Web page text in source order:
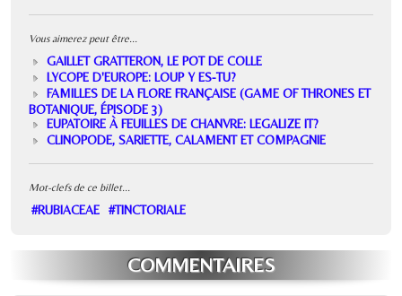
Vous aimerez peut être...
GAILLET GRATTERON, LE POT DE COLLE
LYCOPE D'EUROPE: LOUP Y ES-TU?
FAMILLES DE LA FLORE FRANÇAISE (GAME OF THRONES ET
BOTANIQUE, ÉPISODE 3)
EUPATOIRE À FEUILLES DE CHANVRE: LEGALIZE IT?
CLINOPODE, SARIETTE, CALAMENT ET COMPAGNIE
Mot-clefs de ce billet...
#RUBIACEAE #TINCTORIALE
COMMENTAIRES